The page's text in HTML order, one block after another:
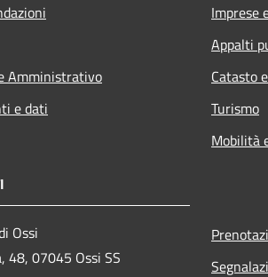
Amministrativo
e dati
Imprese
Appalti
Catasto
Turismo
Mobilità
Ossi
48, 07045 Ossi SS